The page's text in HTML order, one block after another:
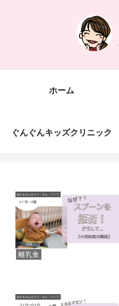
ホーム
ぐんぐんキッズクリニック
離乳食